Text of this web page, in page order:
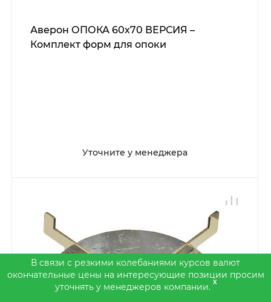
Аверон ОПОКА 60х70 ВЕРСИЯ –
Комплект форм для опоки
Уточните у менеджера
В связи с резкими колебаниями курсов валют
окончательные цены на интересующие позиции просим
уточнять у менеджеров компании.
x